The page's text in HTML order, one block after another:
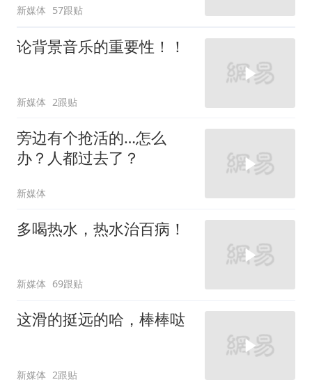
新媒体 57跟贴
论背景音乐的重要性！！
新媒体 2跟贴
旁边有个抢活的…怎么
办？人都过去了？
新媒体
多喝热水，热水治百病！
新媒体 69跟贴
这滑的挺远的哈，棒棒哒
新媒体 2跟贴